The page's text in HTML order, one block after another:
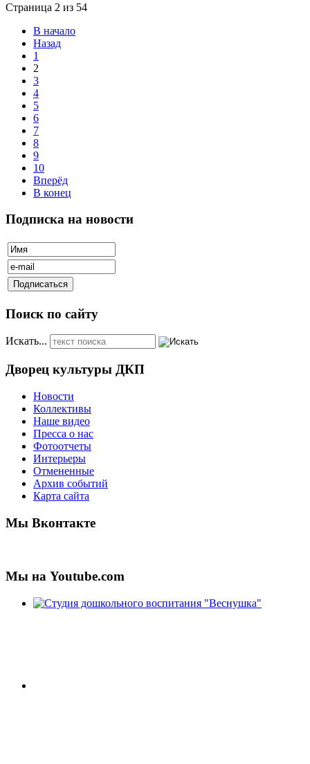
Страница 2 из 54
В начало
Назад
1
2
3
4
5
6
7
8
9
10
Вперёд
В конец
Подписка на новости
Поиск по сайту
Искать...
Дворец культуры ДКП
Новости
Коллективы
Наше видео
Пресса о нас
Фотоотчеты
Интерьеры
Отмененные
Архив событий
Карта сайта
Мы Вконтакте
Мы на Youtube.com